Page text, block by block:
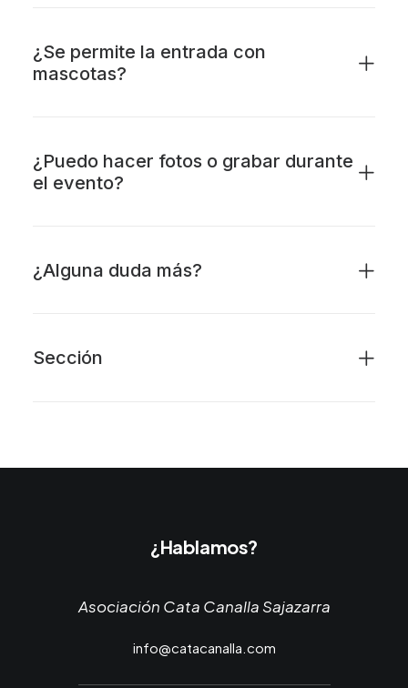
¿Se permite la entrada con
mascotas?
¿Puedo hacer fotos o grabar durante
el evento?
¿Alguna duda más?
Sección
¿Hablamos?
Asociación Cata Canalla Sajazarra
info@catacanalla.com